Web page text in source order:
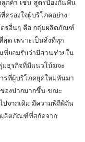
ลูกค้า เช่น สูตรป้องกันฟัน
ครองใจผู้บริโภคอย่าง
รอื่นๆ คือ กลุ่มผลิตภัณฑ์
ด เพราะเป็นสิ่งที่ทุก
ที่ยอมรับว่ามีส่วนช่วยใน
มธุรกิจที่มีแนวโน้มจะ
รที่ผู้บริโภคยุคใหม่หันมา
องปากมากขึ้น ขณะ
ปจากเดิม มีความพิถีพิถัน
ลิตภัณฑ์ที่สกัดจาก